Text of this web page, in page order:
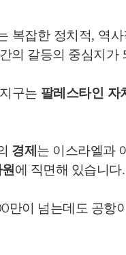
복잡한 정치적, 역
의 갈등의 중심지가
구는 팔레스타인 자
경제 는 이스라엘과
에 직면해 있습니다.
만이 넘는데도 공항